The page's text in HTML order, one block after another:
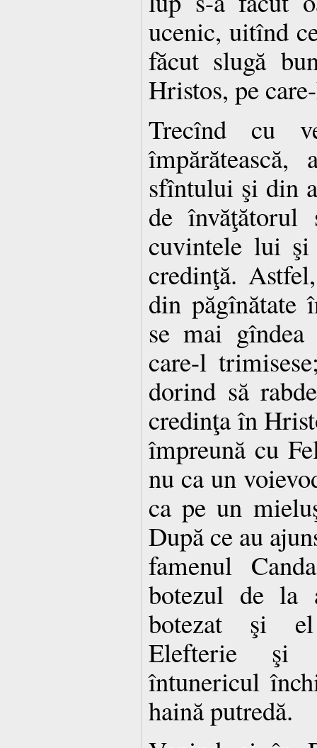
ucenic, uitînd
făcut slugă
Hristos, pe
Trecînd cu
sfîntului şi din
de învăţătorul
cuvintele lui
credinţă.
din păgînătate
se mai
care-l
dorind să
credinţa în
împreună cu
nu ca un
ca pe un
După ce au
famenul
botezul de la
botezat şi el
Elefterie şi
întunericul
haină putredă.